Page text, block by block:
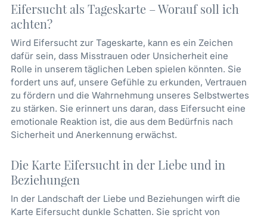
Eifersucht als Tageskarte – Worauf soll ich
achten?
Wird Eifersucht zur Tageskarte, kann es ein Zeichen
dafür sein, dass Misstrauen oder Unsicherheit eine
Rolle in unserem täglichen Leben spielen könnten. Sie
fordert uns auf, unsere Gefühle zu erkunden, Vertrauen
zu fördern und die Wahrnehmung unseres Selbstwertes
zu stärken. Sie erinnert uns daran, dass Eifersucht eine
emotionale Reaktion ist, die aus dem Bedürfnis nach
Sicherheit und Anerkennung erwächst.
Die Karte Eifersucht in der Liebe und in
Beziehungen
In der Landschaft der Liebe und Beziehungen wirft die
Karte Eifersucht dunkle Schatten. Sie spricht von